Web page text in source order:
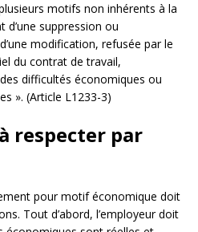
motifs non inhérents à la
d’une suppression ou
modification, refusée par le
du contrat de travail,
difficultés économiques ou
». (Article L1233-3)
respecter par
pour motif économique doit
Tout d’abord, l’employeur doit